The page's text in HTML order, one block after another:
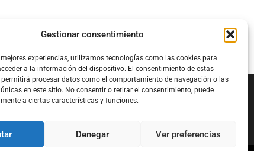
Gestionar consentimiento
experiencias, utilizamos tecnologías como las cookies para
a la información del dispositivo. El consentimiento de estas
procesar datos como el comportamiento de navegación o las
en este sitio. No consentir o retirar el consentimiento, puede
a ciertas características y funciones.
Denegar Ver preferencias